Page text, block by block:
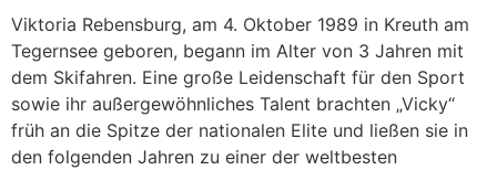
Viktoria Rebensburg, am 4. Oktober 1989 in Kreuth am
Tegernsee geboren, begann im Alter von 3 Jahren mit
dem Skifahren. Eine große Leidenschaft für den Sport
sowie ihr außergewöhnliches Talent brachten „Vicky“
früh an die Spitze der nationalen Elite und ließen sie in
den folgenden Jahren zu einer der weltbesten